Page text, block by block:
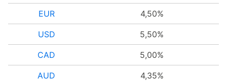
EUR 4,50%
USD 5,50%
CAD 5,00%
AUD 4,35%